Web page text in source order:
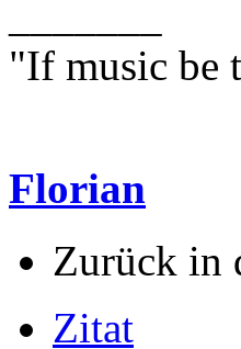
"If music be
Florian
Zurück in
Zitat